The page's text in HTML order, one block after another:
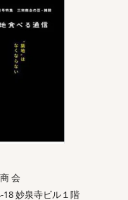
会
18 妙泉寺ビル１階